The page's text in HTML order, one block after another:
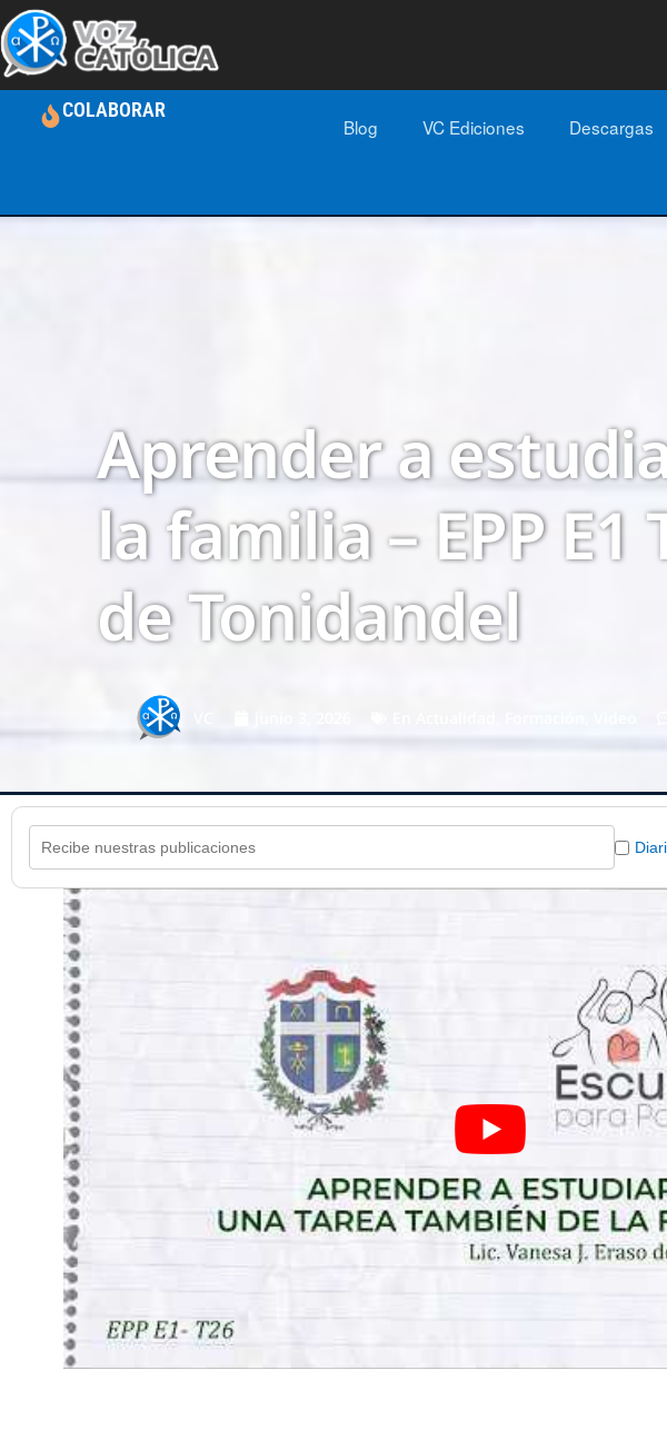
COLABORAR
Blog VC Ediciones Descargas
Aprender a
la familia – EPP E1
de Tonidandel